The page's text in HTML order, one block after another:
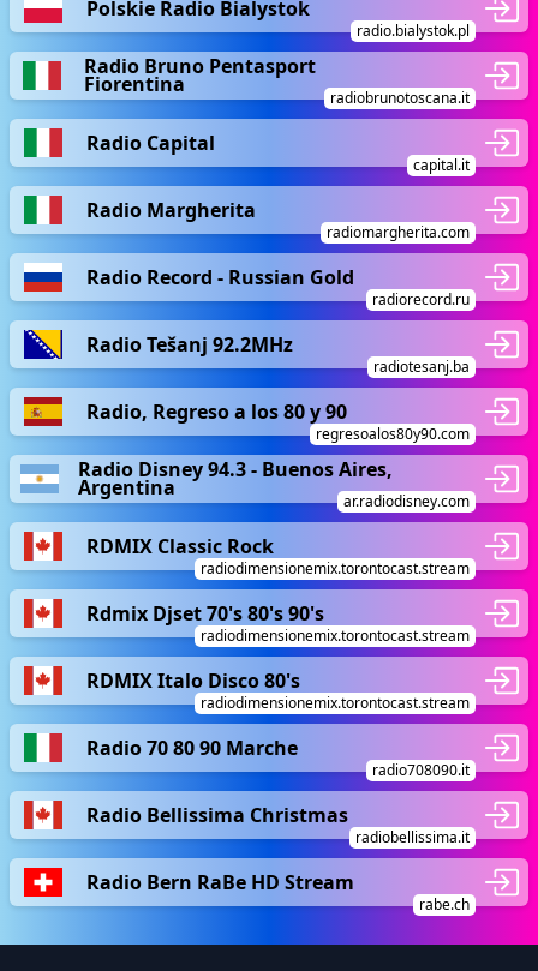
Polskie Radio Bialystok
radio.bialystok.pl
Radio Bruno Pentasport
Fiorentina
radiobrunotoscana.it
Radio Capital
capital.it
Radio Margherita
radiomargherita.com
Radio Record - Russian Gold
radiorecord.ru
Radio Tešanj 92.2MHz
radiotesanj.ba
Radio, Regreso a los 80 y 90
regresoalos80y90.com
Radio Disney 94.3 - Buenos Aires,
Argentina
ar.radiodisney.com
RDMIX Classic Rock
radiodimensionemix.torontocast.stream
Rdmix Djset 70's 80's 90's
radiodimensionemix.torontocast.stream
RDMIX Italo Disco 80's
radiodimensionemix.torontocast.stream
Radio 70 80 90 Marche
radio708090.it
Radio Bellissima Christmas
radiobellissima.it
Radio Bern RaBe HD Stream
rabe.ch